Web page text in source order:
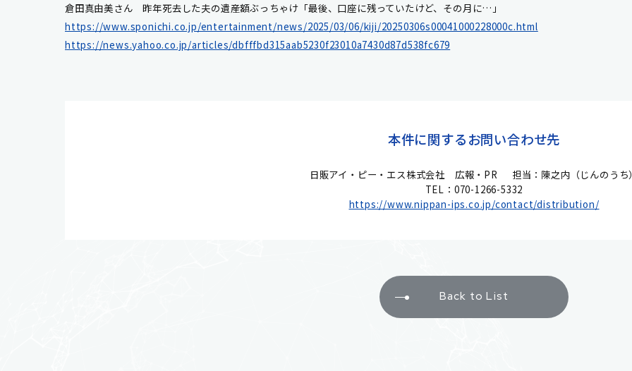
倉田真由美さん 昨年死去した夫の遺産額ぶっちゃけ「最後、口座に残っていたけど、その月に…」
https://www.sponichi.co.jp/entertainment/news/2025/03/06/kiji/20250306s00041000228000c.html
https://news.yahoo.co.jp/articles/dbfffbd315aab5230f23010a7430d87d538fc679
本件に関するお問い合わせ先
日販アイ・ピー・エス株式会社 広報・PR
担当：陳之内（じんのうち
TEL：070-1266-5332
https://www.nippan-ips.co.jp/contact/distribution/
Back to List